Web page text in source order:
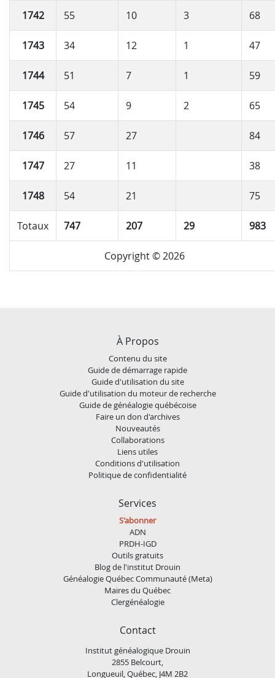
1742 55 10 3 68
1743 34 12 1 47
1744 51 7 1 59
1745 54 9 2 65
1746 57 27 84
1747 27 11 38
1748 54 21 75
Totaux 747 207 29 983
Copyright © 2026
À Propos
Contenu du site
Guide de démarrage rapide
Guide d'utilisation du site
Guide d'utilisation du moteur de recherche
Guide de généalogie québécoise
Faire un don d'archives
Nouveautés
Collaborations
Liens utiles
Conditions d'utilisation
Politique de confidentialité
Services
S'abonner
ADN
PRDH-IGD
Outils gratuits
Blog de l'institut Drouin
Généalogie Québec Communauté (Meta)
Maires du Québec
Clergénéalogie
Contact
Institut généalogique Drouin
2855 Belcourt,
Longueuil, Québec, J4M 2B2